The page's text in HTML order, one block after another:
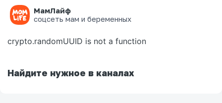
МамЛайф
соцсеть мам и беременных
Ошибка на странице
crypto.randomUUID is not a function
Найдите нужное в каналах